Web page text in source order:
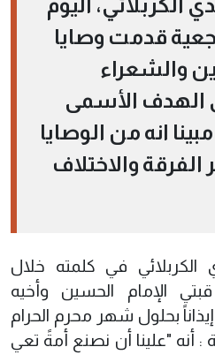
الكربلائي، اليوم
قدمت وصايا
والشعراء
الهدف الأسمى
انه من الوصايا
والاختلاف
في كلمته خلال
الإمام الحسين وأخيه
بحلول شهر محرم الحرام
: أنه "علينا أن نصنع أمةً تعي